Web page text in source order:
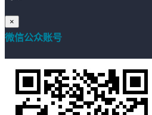
×
微信公众账号